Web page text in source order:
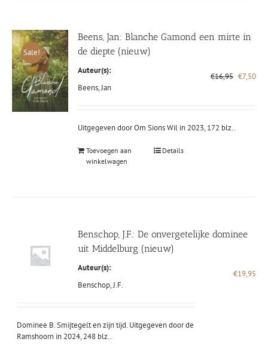
Sale!
Beens, Jan: Blanche Gamond een mirte in
de diepte (nieuw)
Auteur(s):
Beens, Jan
€16,95 €7,50
Uitgegeven door Om Sions Wil in 2023, 172 blz..
Toevoegen aan
winkelwagen
Details
Benschop, J.F.: De onvergetelijke dominee
uit Middelburg (nieuw)
Auteur(s):
Benschop, J.F.
€19,95
Dominee B. Smijtegelt en zijn tijd. Uitgegeven door de
Ramshoorn in 2024, 248 blz..